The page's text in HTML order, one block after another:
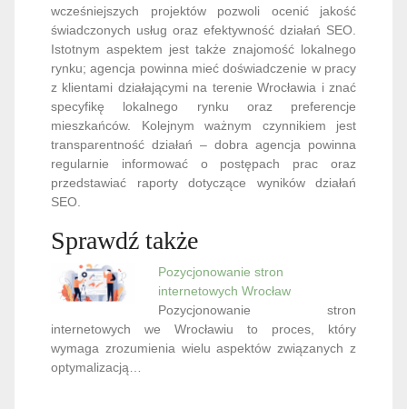
wcześniejszych projektów pozwoli ocenić jakość
świadczonych usług oraz efektywność działań SEO.
Istotnym aspektem jest także znajomość lokalnego
rynku; agencja powinna mieć doświadczenie w pracy
z klientami działającymi na terenie Wrocławia i znać
specyfikę lokalnego rynku oraz preferencje
mieszkańców. Kolejnym ważnym czynnikiem jest
transparentność działań – dobra agencja powinna
regularnie informować o postępach prac oraz
przedstawiać raporty dotyczące wyników działań
SEO.
Sprawdź także
Pozycjonowanie stron
internetowych Wrocław
Pozycjonowanie stron
internetowych we Wrocławiu to proces, który
wymaga zrozumienia wielu aspektów związanych z
optymalizacją…